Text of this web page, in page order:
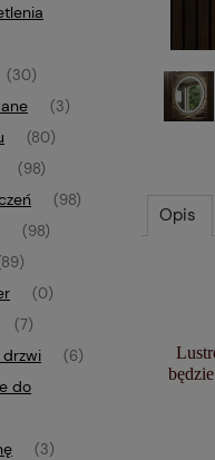
(30)
(3)
(80)
(98)
(98)
(98)
(0)
(7)
drzwi (6)
do
(3)
Opis